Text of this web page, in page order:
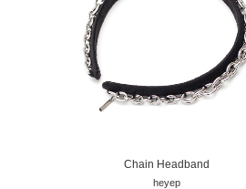
Chain Headband
heyep